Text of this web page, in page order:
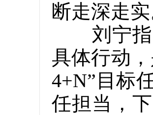
断走深走
刘宁指
具体行动
4+N”目标
任担当，